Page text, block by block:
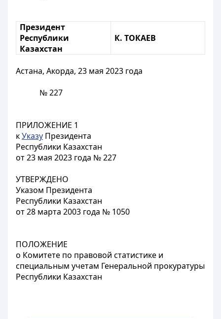
Президент
Республики
Казахстан
К. ТОКАЕВ
Астана, Акорда, 23 мая 2023 года
№ 227
ПРИЛОЖЕНИЕ 1
кУказу Президента
Республики Казахстан
от 23 мая 2023 года № 227
УТВЕРЖДЕНО
Указом Президента
Республики Казахстан
от 28 марта 2003 года № 1050
ПОЛОЖЕНИЕ
о Комитете по правовой статистике и
специальным учетам Генеральной прокуратуры
Республики Казахстан